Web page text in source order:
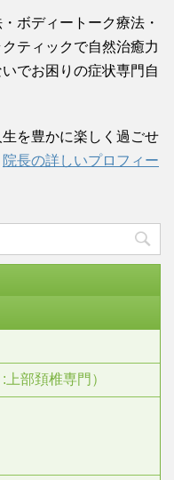
ボディートーク療法・
ティックで自然治癒力
でお困りの症状専門自
を豊かに楽しく過ごせ
院長の詳しいプロフィー
部頚椎専門）